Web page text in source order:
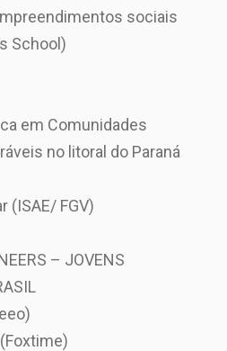
sociais
School)
em Comunidades
no litoral do Paraná
(ISAE/ FGV)
– JOVENS